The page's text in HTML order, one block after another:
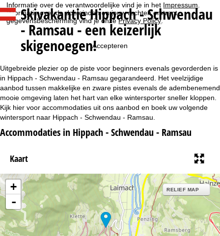
Informatie over de verantwoordelijke vind je in het Impressum
Informatie over de doeleinden en jouw rechten omtrent
gegevensbescherming vind je onzePrivacy Policy.
Accepteren
t
t
p
a
g
n
a
Skivakantie Hippach - Schwendau
- Ramsau - een keizerlijk
skigenoegen!
Uitgebreide plezier op de piste voor beginners evenals gevorderden is
in Hippach - Schwendau - Ramsau gegarandeerd. Het veelzijdige
aanbod tussen makkelijke en zware pistes evenals de adembenemend
mooie omgeving laten het hart van elke wintersporter sneller kloppen.
Kijk hier voor accommodaties uit ons aanbod en boek uw volgende
wintersport naar Hippach - Schwendau - Ramsau.
Accommodaties in Hippach - Schwendau - Ramsau
Kaart
+
-
RELIEF MAP